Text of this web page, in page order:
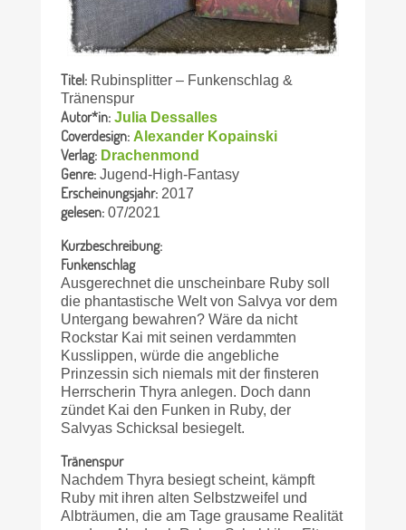
Titel: Rubinsplitter – Funkenschlag &
Tränenspur
Autor*in: Julia Dessalles
Coverdesign: Alexander Kopainski
Verlag: Drachenmond
Genre: Jugend-High-Fantasy
Erscheinungsjahr: 2017
gelesen: 07/2021
Kurzbeschreibung:
Funkenschlag
Ausgerechnet die unscheinbare Ruby soll
die phantastische Welt von Salvya vor dem
Untergang bewahren? Wäre da nicht
Rockstar Kai mit seinen verdammten
Kusslippen, würde die angebliche
Prinzessin sich niemals mit der finsteren
Herrscherin Thyra anlegen. Doch dann
zündet Kai den Funken in Ruby, der
Salvyas Schicksal besiegelt.
Tränenspur
Nachdem Thyra besiegt scheint, kämpft
Ruby mit ihren alten Selbstzweifel und
Albträumen, die am Tage grausame Realität